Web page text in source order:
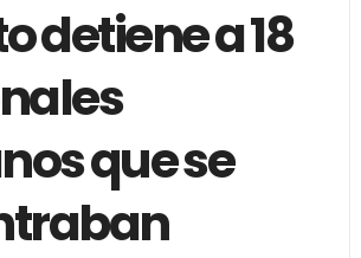
detiene a 18
que se